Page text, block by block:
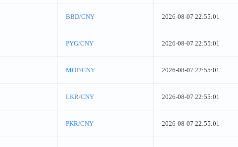
BBD/CNY 2026-08-07 22:55:01
PYG/CNY 2026-08-07 22:55:01
MOP/CNY 2026-08-07 22:55:01
LKR/CNY 2026-08-07 22:55:01
PKR/CNY 2026-08-07 22:55:01